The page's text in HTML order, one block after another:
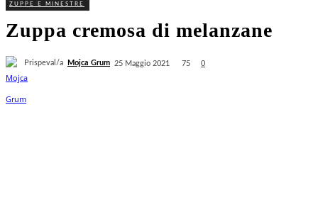
ZUPPE E MINESTRE
Zuppa cremosa di melanzane
Prispeval/a Mojca Grum 25 Maggio 2021 75 0